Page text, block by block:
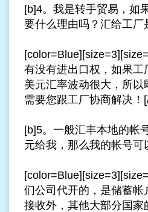
[b]4。我是转手贸易，如
要什么理由吗？汇给工厂
有没有进出口权，如果
美元汇率波动很大，所
需要您跟工厂协商解决
[b]5。一般汇丰本地的帐
元给我，那么我的帐号
们公司代开的，是储蓄
接收外，其他大部分国